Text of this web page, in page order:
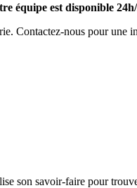
équipe est disponible
Contactez-nous pour une
son savoir-faire pour